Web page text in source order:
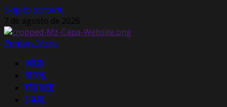
Skip to content
7 de agosto de 2026
Primary Menu
INÍCIO
FOTOS
YOUTUBE
E-MAIL